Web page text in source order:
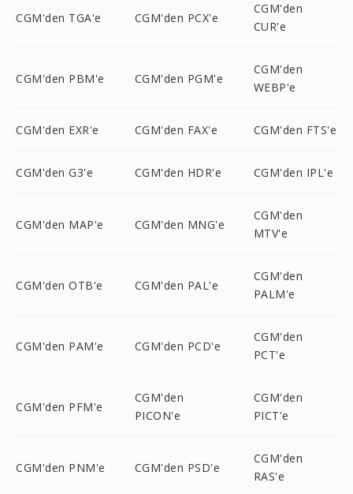
CGM'den TGA'e CGM'den PCX'e
CGM'den
CUR'e
CGM'den PBM'e CGM'den PGM'e
CGM'den
WEBP'e
CGM'den EXR'e CGM'den FAX'e CGM'den FTS'e
CGM'den G3'e CGM'den HDR'e CGM'den IPL'e
CGM'den MAP'e CGM'den MNG'e
CGM'den
MTV'e
CGM'den OTB'e CGM'den PAL'e
CGM'den
PALM'e
CGM'den PAM'e CGM'den PCD'e
CGM'den
PCT'e
CGM'den PFM'e
CGM'den
PICON'e
CGM'den
PICT'e
CGM'den PNM'e CGM'den PSD'e
CGM'den
RAS'e